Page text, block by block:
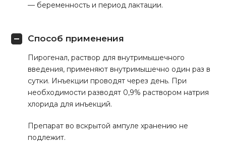
— беременность и период лактации.
Способ применения
Пирогенал, раствор для внутримышечного
введения, применяют внутримышечно один раз в
сутки. Инъекции проводят через день. При
необходимости разводят 0,9% раствором натрия
хлорида для инъекций.
Препарат во вскрытой ампуле хранению не
подлежит.